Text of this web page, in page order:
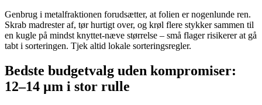
Genbrug i metalfraktionen forudsætter, at folien er nogenlunde ren.
Skrab madrester af, tør hurtigt over, og krøl flere stykker sammen til
en kugle på mindst knyttet‑næve størrelse – små flager risikerer at gå
tabt i sorteringen. Tjek altid lokale sorteringsregler.
Bedste budgetvalg uden kompromiser:
12–14 µm i stor rulle